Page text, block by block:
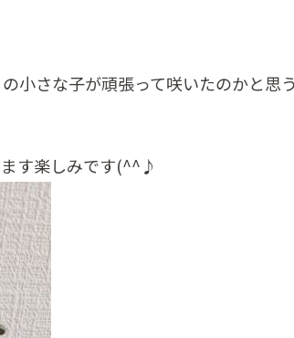
小さな子が頑張って咲いたのかと思
す楽しみです(^^♪